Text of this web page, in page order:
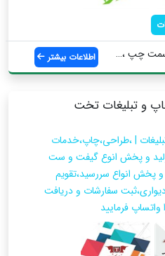
چپ ، در... اطلاعات بیشتر
و تبلیغات تخت
| ،طراحی،چاپ،خدمات
و پخش انوع گیفت و ست
و پخش انواع سررسید،تقویم
سفارشات و دریافت